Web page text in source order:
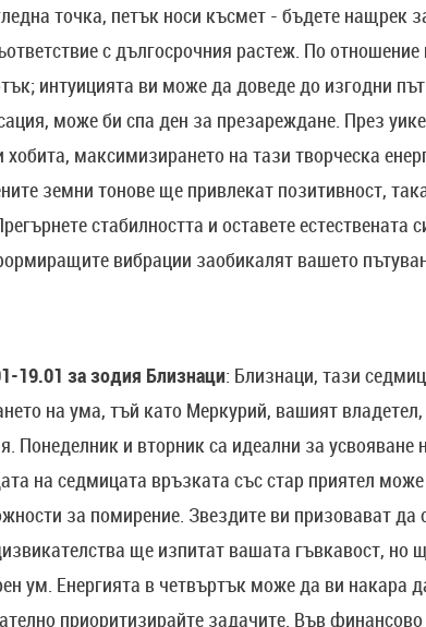
точка, петък носи късмет - бъдете нащрек
с дългосрочния растеж. По отношение
интуицията ви може да доведе до изгодни
може би спа ден за презареждане. През
максимизирането на тази творческа
земни тонове ще привлекат позитивност,
стабилността и оставете естествената
вибрации заобикалят вашето
19.01 за зодия Близнаци: Близнаци, тази
на ума, тъй като Меркурий, вашият
Понеделник и вторник са идеални за усвояване
на седмицата връзката със стар приятел
за помирение. Звездите ви призовават да
ще изпитат вашата гъвкавост, но
ум. Енергията в четвъртък може да ви накара
приоритизирайте задачите. Във